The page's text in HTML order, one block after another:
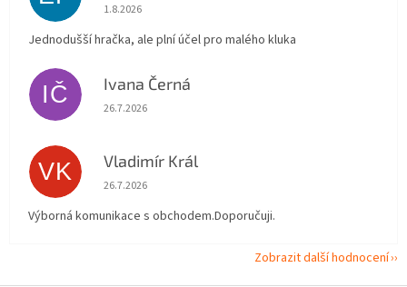
Hodnocení obchodu je 5 z 5 hvězdiček.
1.8.2026
Jednodušší hračka, ale plní účel pro malého kluka
IČ Ivana Černá
Hodnocení obchodu je 5 z 5 hvězdiček.
26.7.2026
VK Vladimír Král
Hodnocení obchodu je 5 z 5 hvězdiček.
26.7.2026
Výborná komunikace s obchodem.Doporučuji.
Zobrazit další hodnocení